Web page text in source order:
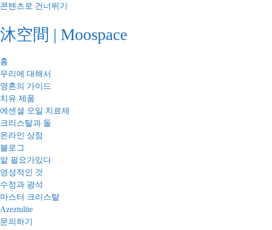
콘텐츠로 건너뛰기
沐空間 | Moospace
홈
우리에 대해서
영혼의 가이드
치유 제품
에센셜 오일 치료제
크리스탈과 돌
온라인 상점
블로그
알 필요가있다
영성적인 것
수정과 광석
마스터 크리스탈
Azeztulite
문의하기